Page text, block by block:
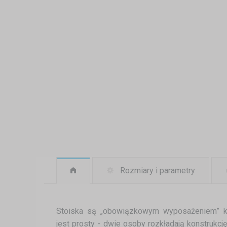
Rozmiary i parametry
Stoiska są „obowiązkowym wyposażeniem”
jest prosty - dwie osoby rozkładają